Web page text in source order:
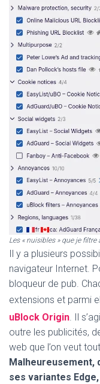
Les « nuisibles » que je
Il y a plusieurs
navigateur Internet.
bloqueur de pub.
extensions et parmi
uBlock Origin. Il
outre les publicités,
web que l’on veut
Malheureusement,
ses variantes